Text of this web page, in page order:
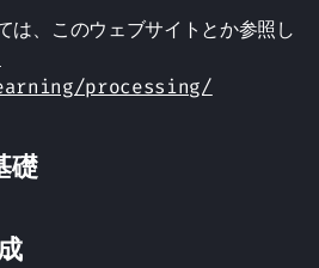
は、このウェブサイトとか参照し
processing/
礎